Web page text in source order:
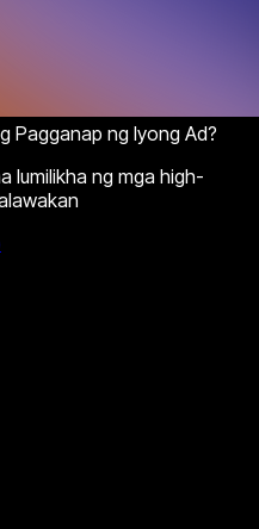
Pagganap ng Iyong Ad?
lumilikha ng mga high-